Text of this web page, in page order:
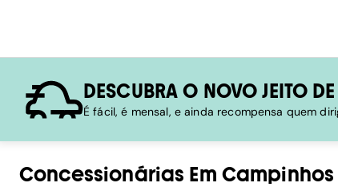
DESCUBRA O NOVO JEITO
É fácil, é mensal, e ainda recompensa quem
Concessionárias Em Campinhos